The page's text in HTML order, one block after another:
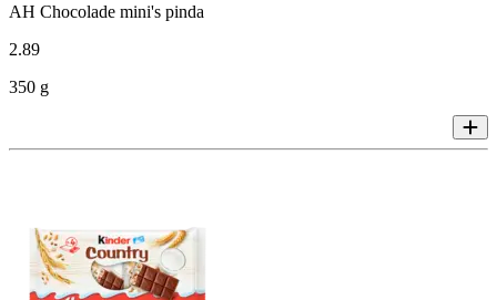
AH Chocolade mini's pinda
2.89
350 g